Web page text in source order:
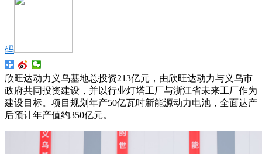
码
欣旺达动力义乌基地总投资213亿元，由欣旺达动力与义乌市
政府共同投资建设，并以行业灯塔工厂与浙江省未来工厂作为
建设目标。项目规划年产50亿瓦时新能源动力电池，全面达产
后预计年产值约350亿元。